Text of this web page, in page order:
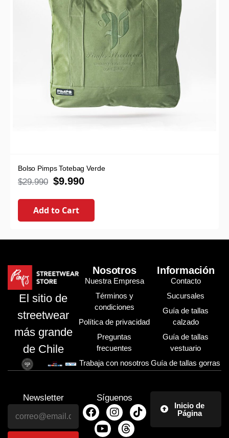
Bolso Pimps Totebag Verde
$29.990 $9.990
Add to Cart
El sitio de
streetwear
más grande
de Chile
Nosotros
Nuestra Empresa
Términos y
condiciones
Política de privacidad
Preguntas
frecuentes
Trabaja con nosotros
Información
Contacto
Sucursales
Guía de tallas
calzado
Guía de tallas
vestuario
Guía de tallas gorras
Newsletter Síguenos
Inicio de
Página